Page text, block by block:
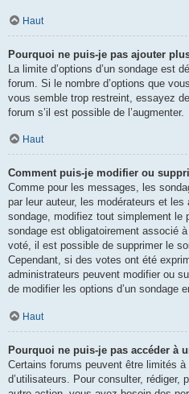
Haut
Pourquoi ne puis-je pas ajouter
La limite d’options d’un sondage est
forum. Si le nombre d’options que
vous semble trop restreint, essayez
forum s’il est possible de l’augmenter.
Haut
Comment puis-je modifier ou
Comme pour les messages, les
par leur auteur, les modérateurs et
sondage, modifiez tout simplement le
sondage est obligatoirement associé
voté, il est possible de supprimer le
Cependant, si des votes ont été
administrateurs peuvent modifier ou
de modifier les options d’un sondage
Haut
Pourquoi ne puis-je pas accéder à
Certains forums peuvent être limités
d’utilisateurs. Pour consulter, rédiger,